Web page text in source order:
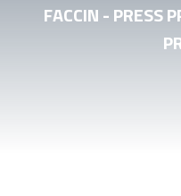
FACCIN - PRESS